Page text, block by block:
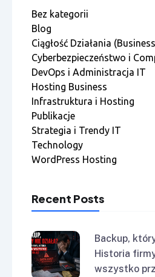
Bez kategorii
Blog
Ciągłość Działania
Cyberbezpieczeństwo i
DevOps i Administracja IT
Hosting Business
Infrastruktura i Hosting
Publikacje
Strategia i Trendy IT
Technology
WordPress Hosting
Recent Posts
Backup,
Historia
wszystko